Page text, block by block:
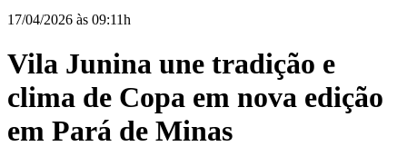
17/04/2026 às 09:11h
Vila Junina une tradição e
clima de Copa em nova edição
em Pará de Minas